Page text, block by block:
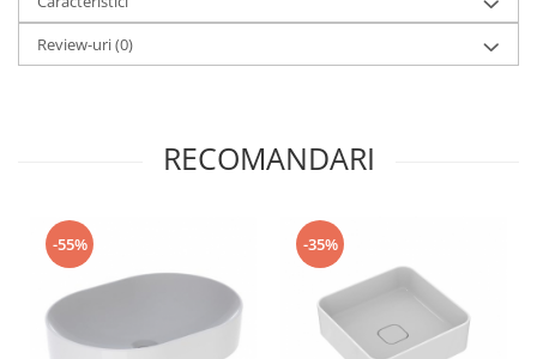
Review-uri(0)
RECOMANDARI
-55% -35%